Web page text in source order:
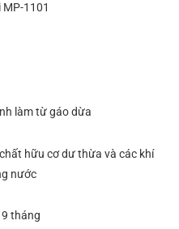
MP-1101
làm từ gáo dừa
hữu cơ dư thừa và các khí
nước
9 tháng